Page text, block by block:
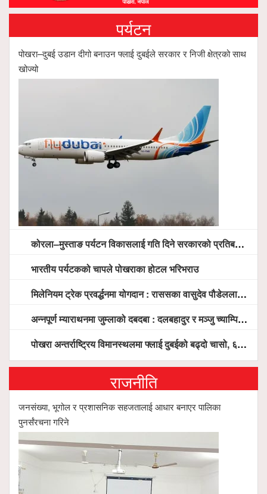
पर्यटन
पोखरा–दुबई उडान दीगो बनाउन फ्लाई दुबईले सरकार र निजी क्षेत्रको साथ
खोज्यो
कोरला–मुस्ताङ पर्यटन विकासलाई गति दिने सरकारको प्रतिबद्धता, स्थानीय सरोकारवालासँग व्यापक छलफल
भारतीय पर्यटकको चापले पोखराका होटल भरिभराउ
मिलेनियम ट्रेक प्रवर्द्धनमा योगदान : राससका वासुदेव पौडेललाई ‘मिलेनियम ट्रेक अवार्ड’ प्रदान गरिने
अन्नपूर्ण म्याराथनमा जुम्लाको दबदबा : दलबहादुर र मञ्जु च्याम्पियन, नगदसहित भव्य सम्मान
पोखरा अन्तर्राष्ट्रिय विमानस्थलमा फ्लाई दुबईको बढ्दो चासो, ६ घण्टा लामो प्राविधिक निरीक्षणपछि दैनिक उडानको ढोका खुल्दै
राजनीति
जनसंख्या, भूगोल र प्रशासनिक सहजतालाई आधार बनाएर पालिका
पुनर्संरचना गरिने